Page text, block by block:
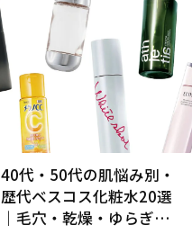
40代・50代の肌悩み別・
歴代ベスコス化粧水20選
｜毛穴・乾燥・ゆらぎな